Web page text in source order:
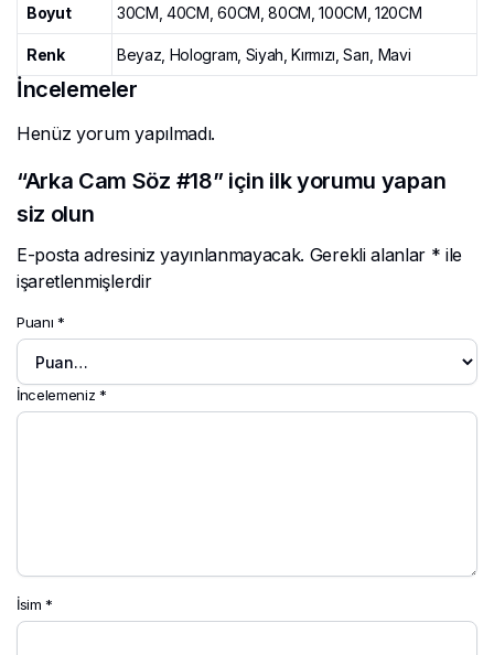
Boyut 30CM, 40CM, 60CM, 80CM, 100CM, 120CM
Renk Beyaz, Hologram, Siyah, Kırmızı, Sarı, Mavi
İncelemeler
Henüz yorum yapılmadı.
“Arka Cam Söz #18” için ilk yorumu yapan
siz olun
E-posta adresiniz yayınlanmayacak. Gerekli alanlar * ile
işaretlenmişlerdir
Puanı *
İncelemeniz *
İsim *